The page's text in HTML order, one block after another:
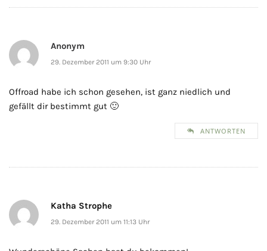
Anonym
29. Dezember 2011 um 9:30 Uhr
Offroad habe ich schon gesehen, ist ganz niedlich und
gefällt dir bestimmt gut 🙂
ANTWORTEN
Katha Strophe
29. Dezember 2011 um 11:13 Uhr